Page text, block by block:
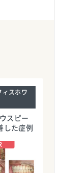
スホワ
スピー
した症例